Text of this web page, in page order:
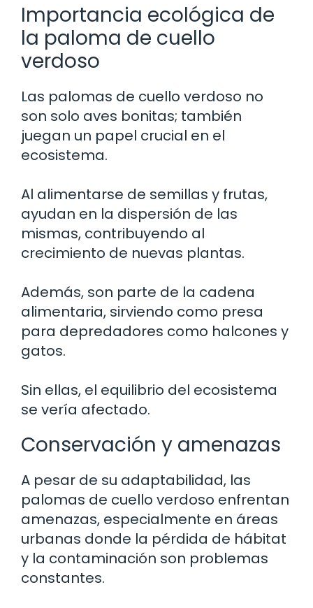
Importancia ecológica de
la paloma de cuello
verdoso
Las palomas de cuello verdoso no
son solo aves bonitas; también
juegan un papel crucial en el
ecosistema.
Al alimentarse de semillas y frutas,
ayudan en la dispersión de las
mismas, contribuyendo al
crecimiento de nuevas plantas.
Además, son parte de la cadena
alimentaria, sirviendo como presa
para depredadores como halcones y
gatos.
Sin ellas, el equilibrio del ecosistema
se vería afectado.
Conservación y amenazas
A pesar de su adaptabilidad, las
palomas de cuello verdoso enfrentan
amenazas, especialmente en áreas
urbanas donde la pérdida de hábitat
y la contaminación son problemas
constantes.